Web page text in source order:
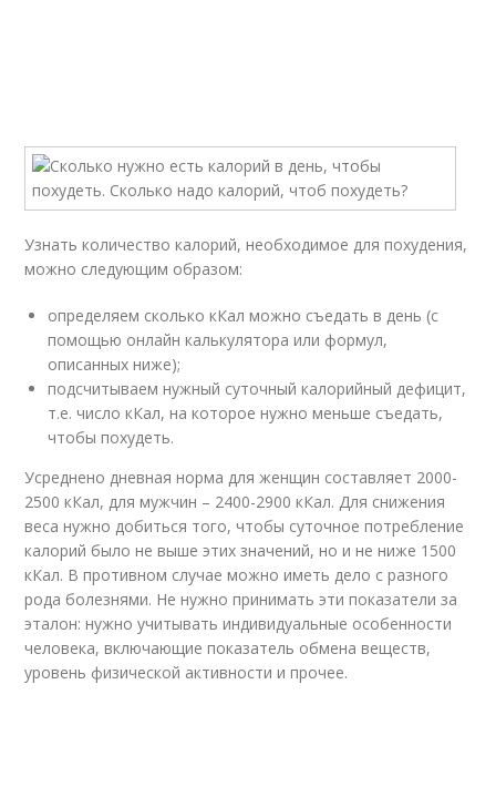
Узнать количество калорий, необходимое для похудения,
можно следующим образом:
определяем сколько кКал можно съедать в день (с
помощью онлайн калькулятора или формул,
описанных ниже);
подсчитываем нужный суточный калорийный дефицит,
т.е. число кКал, на которое нужно меньше съедать,
чтобы похудеть.
Усреднено дневная норма для женщин составляет 2000-
2500 кКал, для мужчин – 2400-2900 кКал. Для снижения
веса нужно добиться того, чтобы суточное потребление
калорий было не выше этих значений, но и не ниже 1500
кКал. В противном случае можно иметь дело с разного
рода болезнями. Не нужно принимать эти показатели за
эталон: нужно учитывать индивидуальные особенности
человека, включающие показатель обмена веществ,
уровень физической активности и прочее.